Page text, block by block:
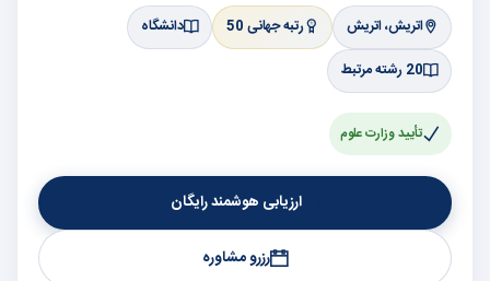
اتریش، اتریش رتبه جهانی 50
دانشگاه
20 رشته مرتبط
تأیید وزارت علوم
ارزیابی هوشمند رایگان
رزرو مشاوره